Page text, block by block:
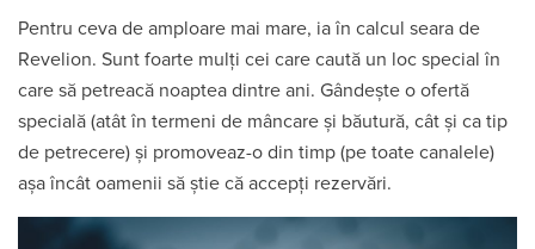
Pentru ceva de amploare mai mare, ia în calcul seara de
Revelion. Sunt foarte mulți cei care caută un loc special în
care să petreacă noaptea dintre ani. Gândește o ofertă
specială (atât în termeni de mâncare și băutură, cât și ca tip
de petrecere) și promoveaz-o din timp (pe toate canalele)
așa încât oamenii să știe că accepți rezervări.